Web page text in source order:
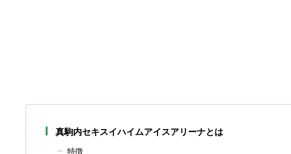
真駒内セキスイハイムアイスアリーナとは
特徴